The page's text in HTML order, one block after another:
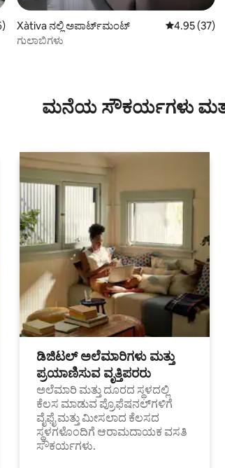
ಸರಾಸರಿ ರೇಟಿಂಗ್, 96 ವಿಮರ್ಶೆಗಳು
Xàtiva ನಲ್ಲಿ ಅಪಾರ್ಟ್‌ಮಂಟ್ 5 ರಲ್ಲಿ 4.95
4.95 (37)
ಗುಲಾಬಿಗಳು
ಮನೆಯ ಸೌಕರ್ಯಗಳು
ಡಿಜಿಟಲ್ ಅಲೆಮಾರಿಗಳು ಮತ್ತು
ಪ್ರಯಾಣಿಸುವ ವೃತ್ತಿಪರರು
ಅಲೆಮಾರಿ ಮತ್ತು ದೂರದ ಸ್ಥಳದಲ್ಲಿ
ಕೆಲಸ ಮಾಡುವ ಪ್ರೊಫೆಷನಲ್‌ಗಳಿಗೆ
ವೈಫೈ ಮತ್ತು ಮೀಸಲಾದ ಕೆಲಸದ
ಸ್ಥಳಗಳೊಂದಿಗೆ ಆರಾಮದಾಯಕ ವಸತಿ
ಸೌಕರ್ಯಗಳು.